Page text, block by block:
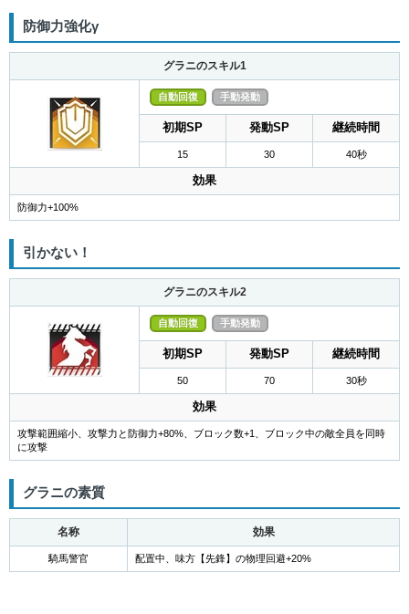
防御力強化γ
グラニのスキル1
自動回復 手動発動
初期SP 発動SP 継続時間
15 30 40秒
効果
防御力+100%
引かない！
グラニのスキル2
自動回復 手動発動
初期SP 発動SP 継続時間
50 70 30秒
効果
攻撃範囲縮小、攻撃力と防御力+80%、ブロック数+1、ブロック中の敵全員を同時
に攻撃
グラニの素質
名称 効果
騎馬警官 配置中、味方【先鋒】の物理回避+20%